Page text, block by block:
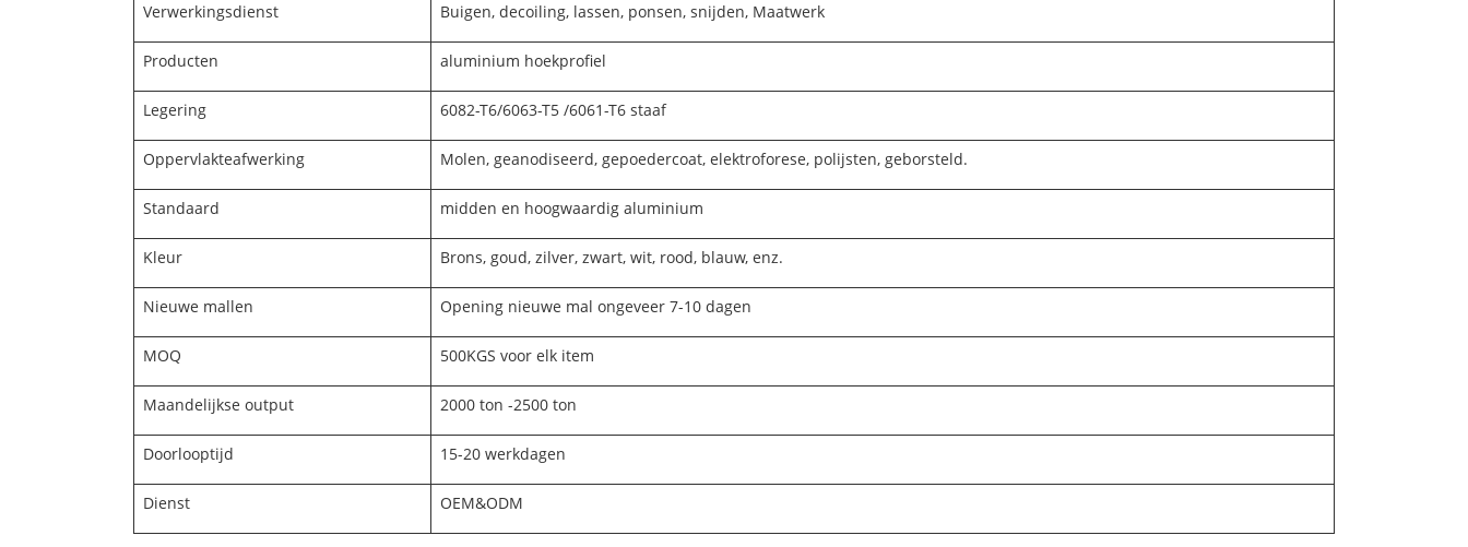
Verwerkingsdienst Buigen, decoiling, lassen, ponsen, snijden, Maatwerk
Producten aluminium hoekprofiel
Legering 6082-T6/6063-T5 /6061-T6 staaf
Oppervlakteafwerking Molen, geanodiseerd, gepoedercoat, elektroforese, polijsten, geborsteld.
Standaard midden en hoogwaardig aluminium
Kleur Brons, goud, zilver, zwart, wit, rood, blauw, enz.
Nieuwe mallen Opening nieuwe mal ongeveer 7-10 dagen
MOQ 500KGS voor elk item
Maandelijkse output 2000 ton -2500 ton
Doorlooptijd 15-20 werkdagen
Dienst OEM&ODM